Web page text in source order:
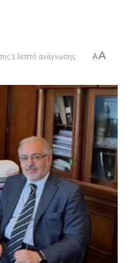
λεπτό ανάγνωσης AA